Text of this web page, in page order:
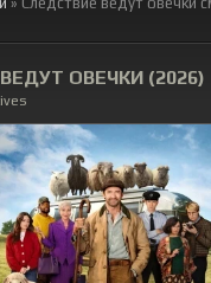
ОВЕЧКИ (2026)